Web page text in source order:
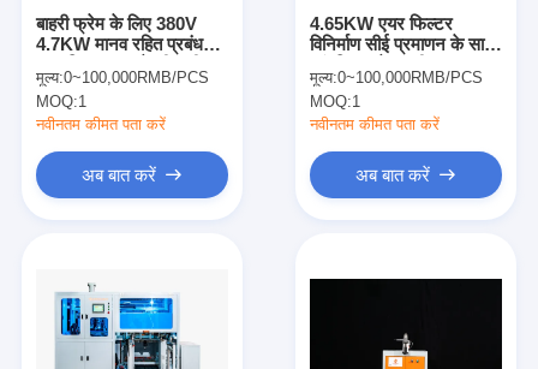
उत्पाद
वीडियो
बाहरी फ्रेम के लिए 380V
4.7KW मानव रहित प्रबंधन
मूल्य:0~100,000RMB/PCS
MOQ:1
नवीनतम कीमत पता करें
अब बात करें
4.65KW एयर फिल्टर
विनिर्माण सीई प्रमाणन के साथ
मूल्य:0~100,000RMB/PCS
MOQ:1
नवीनतम कीमत पता करें
अब बात करें